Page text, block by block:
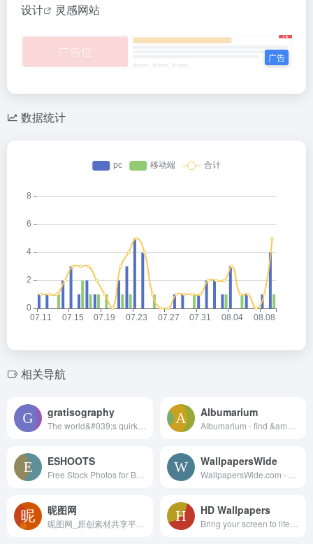
设计 灵感网站
数据统计
相关导航
gratisography Albumarium
ESHOOTS WallpapersWide
昵图网 HD Wallpapers